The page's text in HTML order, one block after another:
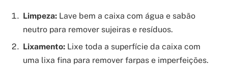
Limpeza: Lave bem a caixa com água e sabão
neutro para remover sujeiras e resíduos.
Lixamento: Lixe toda a superfície da caixa com
uma lixa fina para remover farpas e imperfeições.